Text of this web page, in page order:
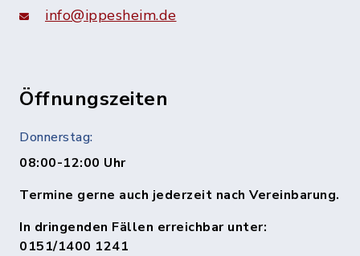
info@ippesheim.de
Öffnungszeiten
Donnerstag:
08:00-12:00 Uhr
Termine gerne auch jederzeit nach Vereinbarung.
In dringenden Fällen erreichbar unter:
0151/1400 1241